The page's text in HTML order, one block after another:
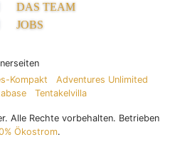
DAS TEAM
JOBS
Kompakt
Adventures Unlimited
Tentakelvilla
Alle Rechte vorbehalten. Betrieben
Ökostrom.